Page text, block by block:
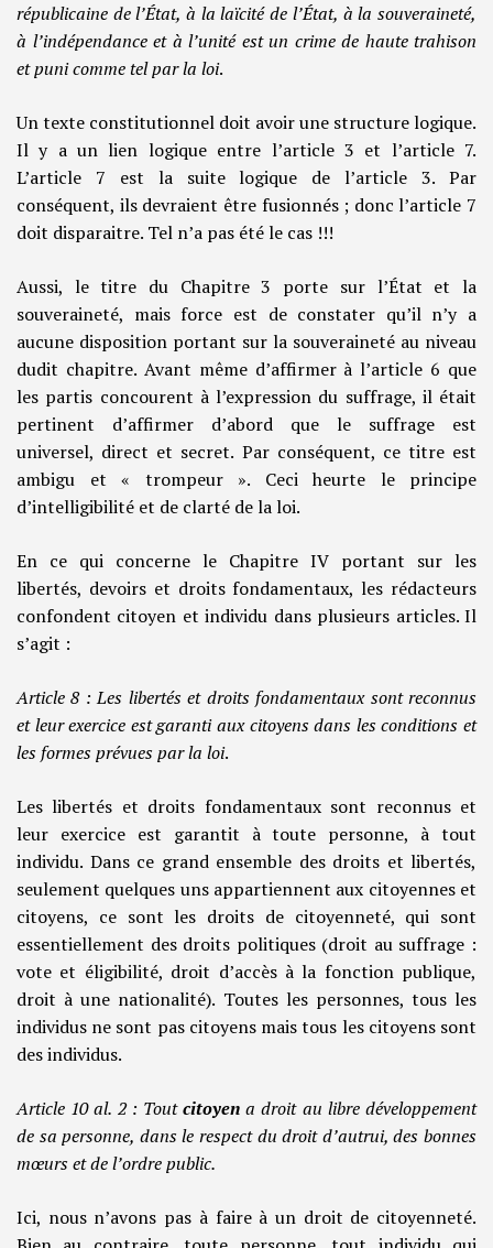
républicaine de l’État, à la laïcité de l’État, à la souveraineté,
à l’indépendance et à l’unité est un crime de haute trahison
et puni comme tel par la loi.
Un texte constitutionnel doit avoir une structure logique.
Il y a un lien logique entre l’article 3 et l’article 7.
L’article 7 est la suite logique de l’article 3. Par
conséquent, ils devraient être fusionnés ; donc l’article 7
doit disparaitre. Tel n’a pas été le cas !!!
Aussi, le titre du Chapitre 3 porte sur l’État et la
souveraineté, mais force est de constater qu’il n’y a
aucune disposition portant sur la souveraineté au niveau
dudit chapitre. Avant même d’affirmer à l’article 6 que
les partis concourent à l’expression du suffrage, il était
pertinent d’affirmer d’abord que le suffrage est
universel, direct et secret. Par conséquent, ce titre est
ambigu et « trompeur ». Ceci heurte le principe
d’intelligibilité et de clarté de la loi.
En ce qui concerne le Chapitre IV portant sur les
libertés, devoirs et droits fondamentaux, les rédacteurs
confondent citoyen et individu dans plusieurs articles. Il
s’agit :
Article 8 : Les libertés et droits fondamentaux sont reconnus
et leur exercice est garanti aux citoyens dans les conditions et
les formes prévues par la loi.
Les libertés et droits fondamentaux sont reconnus et
leur exercice est garantit à toute personne, à tout
individu. Dans ce grand ensemble des droits et libertés,
seulement quelques uns appartiennent aux citoyennes et
citoyens, ce sont les droits de citoyenneté, qui sont
essentiellement des droits politiques (droit au suffrage :
vote et éligibilité, droit d’accès à la fonction publique,
droit à une nationalité). Toutes les personnes, tous les
individus ne sont pas citoyens mais tous les citoyens sont
des individus.
Article 10 al. 2 : Toutcitoyen a droit au libre développement
de sa personne, dans le respect du droit d’autrui, des bonnes
mœurs et de l’ordre public.
Ici, nous n’avons pas à faire à un droit de citoyenneté.